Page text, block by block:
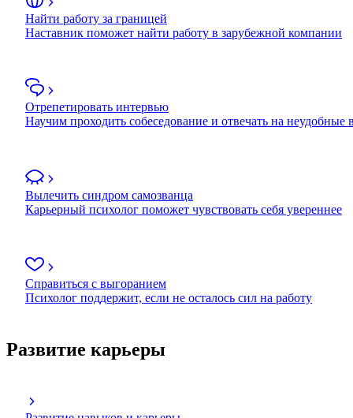
Найти работу за границей
Наставник поможет найти работу в зарубежной компании
Отрепетировать интервью
Научим проходить собеседование и отвечать на неудобные
Вылечить синдром самозванца
Карьерный психолог поможет чувствовать себя увереннее
Справиться с выгоранием
Психолог поддержит, если не осталось сил на работу
Развитие карьеры